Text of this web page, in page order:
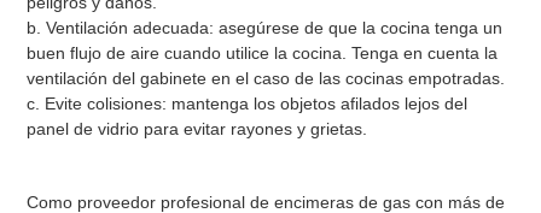
b. Ventilación adecuada: asegúrese de que la cocina tenga un
buen flujo de aire cuando utilice la cocina. Tenga en cuenta la
ventilación del gabinete en el caso de las cocinas empotradas.
c. Evite colisiones: mantenga los objetos afilados lejos del
panel de vidrio para evitar rayones y grietas.
Como proveedor profesional de encimeras de gas con más de